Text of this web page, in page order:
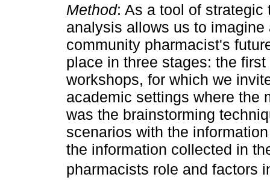
Method: As a tool of
analysis allows us to
community pharmacist's
place in three stages: the
workshops, for which we
academic settings where the
was the brainstorming
scenarios with the
the information collected in
pharmacists role and factors